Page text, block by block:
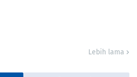
Lebih lama